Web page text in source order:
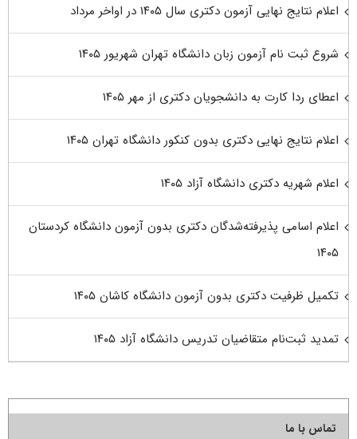
اعلام نتایج نهایی آزمون دکتری سال ۱۴۰۵ در اواخر مرداد
شروع ثبت نام آزمون زبان دانشگاه تهران شهریور ۱۴۰۵
اعطای ردا کارت به دانشجویان دکتری از مهر ۱۴۰۵
اعلام نتایج نهایی دکتری بدون کنکور دانشگاه تهران ۱۴۰۵
اعلام شهریه دکتری دانشگاه آزاد ۱۴۰۵
اعلام اسامی پذیرفته‌شدگان دکتری بدون آزمون دانشگاه کردستان
۱۴۰۵
تکمیل ظرفیت دکتری بدون آزمون دانشگاه کاشان ۱۴۰۵
تمدید ثبت‌نام متقاضیان تدریس دانشگاه آزاد ۱۴۰۵
تماس با ما